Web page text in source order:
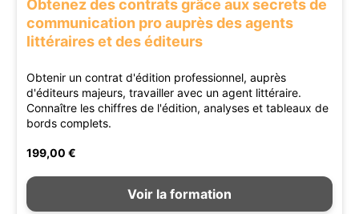
Obtenez des contrats grâce aux secrets de
communication pro auprès des agents
littéraires et des éditeurs
Obtenir un contrat d'édition professionnel, auprès
d'éditeurs majeurs, travailler avec un agent littéraire.
Connaître les chiffres de l'édition, analyses et tableaux de
bords complets.
199,00 €
Voir la formation